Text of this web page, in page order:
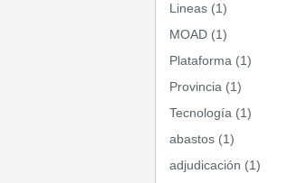
Lineas (1)
MOAD (1)
Plataforma (1)
Provincia (1)
Tecnología (1)
abastos (1)
adjudicación (1)